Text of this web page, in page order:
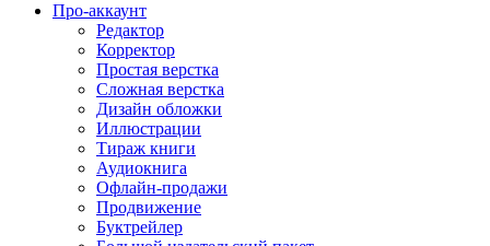
Про-аккаунт
Редактор
Корректор
Простая верстка
Сложная верстка
Дизайн обложки
Иллюстрации
Тираж книги
Аудиокнига
Офлайн-продажи
Продвижение
Буктрейлер